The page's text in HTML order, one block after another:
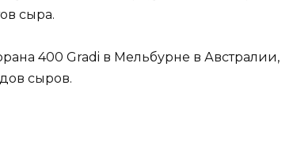
сыра.
400 Gradi в Мельбурне в Австралии,
сыров.